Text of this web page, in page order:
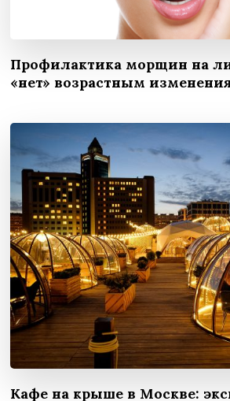
Профилактика морщин на
«нет» возрастным
Кафе на крыше в Москве: